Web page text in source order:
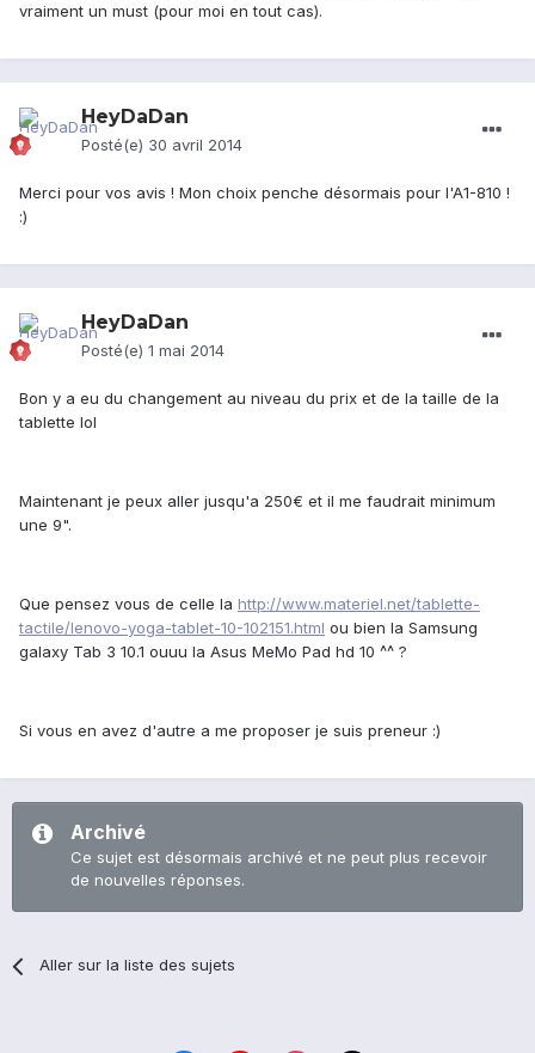
vraiment un must (pour moi en tout cas).
HeyDaDan
Posté(e) 30 avril 2014
Merci pour vos avis ! Mon choix penche désormais pour l'A1-810 !
:)
HeyDaDan
Posté(e) 1 mai 2014
Bon y a eu du changement au niveau du prix et de la taille de la
tablette lol
Maintenant je peux aller jusqu'a 250€ et il me faudrait minimum
une 9".
Que pensez vous de celle la http://www.materiel.net/tablette-
tactile/lenovo-yoga-tablet-10-102151.html ou bien la Samsung
galaxy Tab 3 10.1 ouuu la Asus MeMo Pad hd 10 ^^ ?
Si vous en avez d'autre a me proposer je suis preneur :)
Archivé
Ce sujet est désormais archivé et ne peut plus recevoir
de nouvelles réponses.
Aller sur la liste des sujets